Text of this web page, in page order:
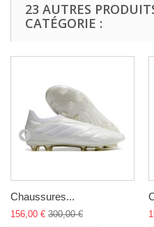
23 AUTRES
CATÉGORIE :
Chaussures...
156,00 € 300,00 €